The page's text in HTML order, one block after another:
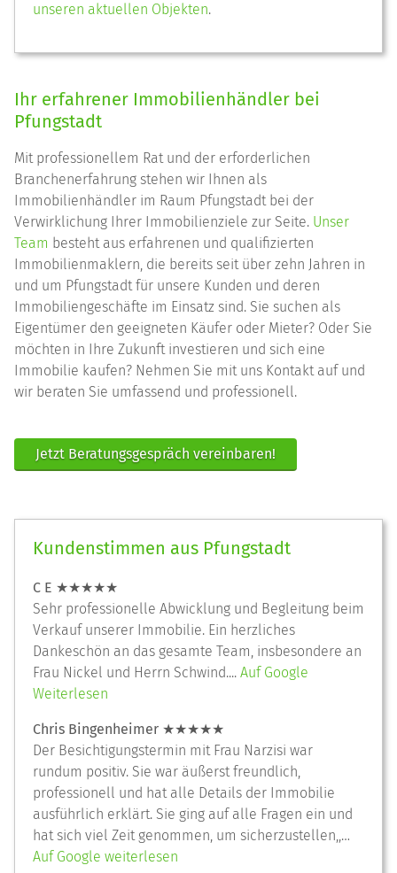
unseren aktuellen Objekten.
Ihr erfahrener Immobilienhändler bei
Pfungstadt
Mit professionellem Rat und der erforderlichen
Branchenerfahrung stehen wir Ihnen als
Immobilienhändler im Raum Pfungstadt bei der
Verwirklichung Ihrer Immobilienziele zur Seite. Unser
Team besteht aus erfahrenen und qualifizierten
Immobilienmaklern, die bereits seit über zehn Jahren in
und um Pfungstadt für unsere Kunden und deren
Immobiliengeschäfte im Einsatz sind. Sie suchen als
Eigentümer den geeigneten Käufer oder Mieter? Oder Sie
möchten in Ihre Zukunft investieren und sich eine
Immobilie kaufen? Nehmen Sie mit uns Kontakt auf und
wir beraten Sie umfassend und professionell.
Jetzt Beratungsgespräch vereinbaren!
Kundenstimmen aus Pfungstadt
C E ★★★★★
Sehr professionelle Abwicklung und Begleitung beim
Verkauf unserer Immobilie. Ein herzliches
Dankeschön an das gesamte Team, insbesondere an
Frau Nickel und Herrn Schwind.... Auf Google
Weiterlesen
Chris Bingenheimer ★★★★★
Der Besichtigungstermin mit Frau Narzisi war
rundum positiv. Sie war äußerst freundlich,
professionell und hat alle Details der Immobilie
ausführlich erklärt. Sie ging auf alle Fragen ein und
hat sich viel Zeit genommen, um sicherzustellen,,…
Auf Google weiterlesen